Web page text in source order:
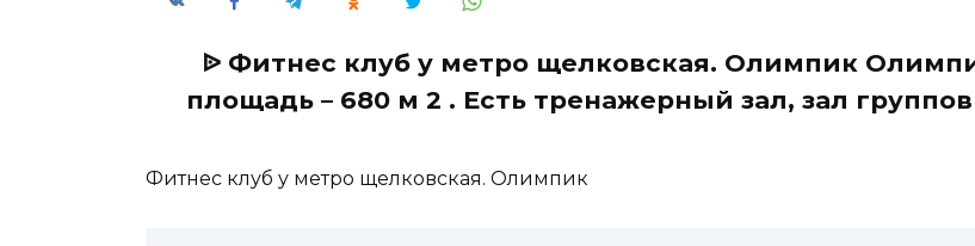
ᐉ Фитнес клуб у метро щелковская. Олимпик
площадь – 680 м 2 . Есть тренажерный зал, зал
Фитнес клуб у метро щелковская. Олимпик